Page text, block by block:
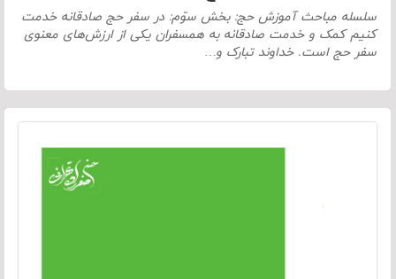
سلسله مباحث آموزش حج: بخش سوّم: در سفر حج صادقانه خدمت
کنیم کمک و خدمت صادقانه به همسفران یکی از ارزش‌های معنوی
سفر حج است. خداوند تبارک و…